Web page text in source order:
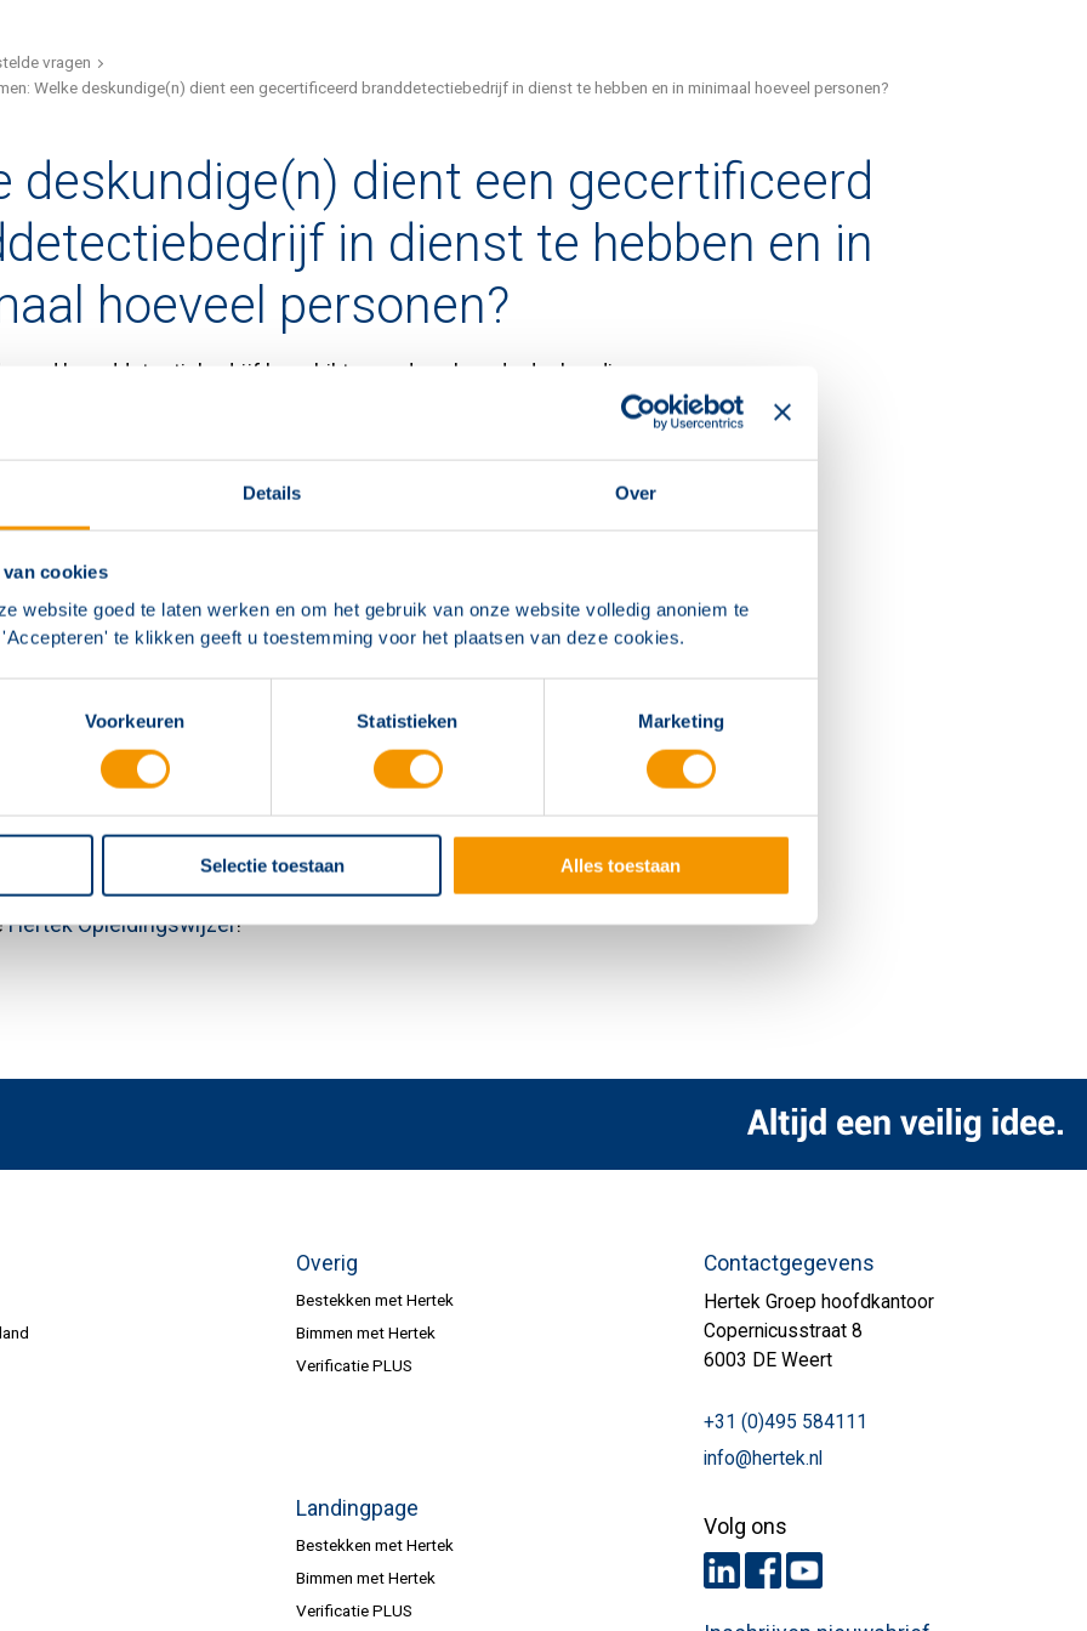
Details Over
cookies
website goed te laten werken en om het gebruik van onze website volledig anoniem te
te klikken geeft u toestemming voor het plaatsen van deze cookies.
Voorkeuren Statistieken Marketing
Selectie toestaan Alles toestaan
vragen
Welke deskundige(n) dient een gecertificeerd branddetectiebedrijf in dienst te hebben en in minimaal hoeveel personen?
deskundige(n) dient een gecertificeerd
in dienst te hebben en in
hoeveel personen?
branddetectiebedrijf beschikt over de volgende deskundigen:
Brandmeldinstallaties, nodig voor controle van andere
Deze taak mag eventueel worden uitbesteed;
Brandmeldinstallaties. Deze persoon is Onderhoudsdeskundige
met 2 jaar werkervaring of Projecteringsdeskundige
Brandmeldinstallaties. Deze taak mag eventueel worden
Opleidingswijzer bepaalt u eenvoudig welke opleiding gewenst of
van o.a. de CCV-certificatieschema's voor brandmeldinstallaties.
Hertek Opleidingswijzer!
Overig
Bestekken met Hertek
Bimmen met Hertek
Verificatie PLUS
Landingpage
Bestekken met Hertek
Bimmen met Hertek
Verificatie PLUS
Contactgegevens
Hertek Groep hoofdkantoor
Copernicusstraat 8
6003 DE Weert
+31 (0)495 584111
info@hertek.nl
Volg ons